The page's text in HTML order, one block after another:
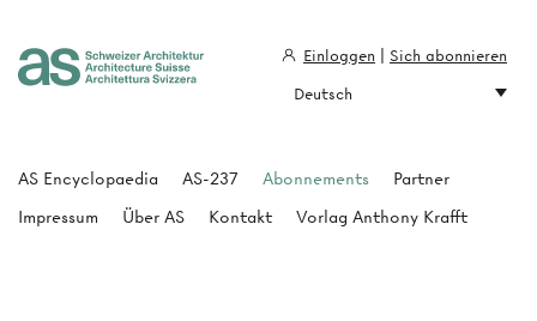
AS Encyclopaedia AS-237 Abonnements
Partner
Impressum
Über AS Kontakt Vorlag Anthony Krafft
Einloggen
Sich abonnieren
Deutsch